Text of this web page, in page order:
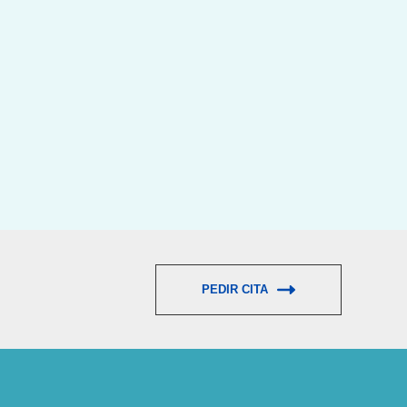
PEDIR CITA